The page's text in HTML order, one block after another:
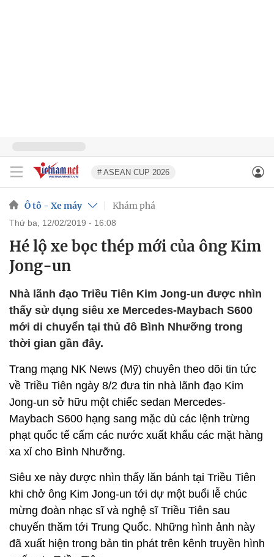
# ASEAN CUP 2026
Ô tô - Xe máy Khám phá
thứ ba, 12/02/2019 - 16:08
Hé lộ xe bọc thép mới của ông Kim
Jong-un
Nhà lãnh đạo Triều Tiên Kim Jong-un được nhìn
thấy sử dụng siêu xe Mercedes-Maybach S600
mới di chuyển tại thủ đô Bình Nhưỡng trong
thời gian gần đây.
Trang mạng NK News (Mỹ) chuyên theo dõi tin tức
về Triều Tiên ngày 8/2 đưa tin nhà lãnh đạo Kim
Jong-un sở hữu một chiếc sedan Mercedes-
Maybach S600 hạng sang mặc dù các lệnh trừng
phạt quốc tế cấm các nước xuất khẩu các mặt hàng
xa xỉ cho Bình Nhưỡng.
Siêu xe này được nhìn thấy lăn bánh tại Triều Tiên
khi chở ông Kim Jong-un tới dự một buổi lễ chúc
mừng đoàn nhạc sĩ và nghệ sĩ Triều Tiên sau
chuyến thăm tới Trung Quốc. Những hình ảnh này
đã xuất hiện trong bản tin phát trên kênh truyền hình